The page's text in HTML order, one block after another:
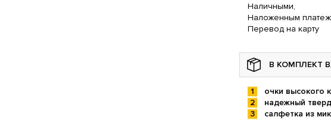
Наличными,
Наложенным
Перевод на карту
В КОМПЛЕКТ
очки высокого
надежный
салфетка из